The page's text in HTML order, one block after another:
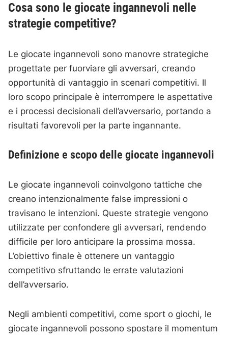
Cosa sono le giocate ingannevoli nelle
strategie competitive?
Le giocate ingannevoli sono manovre strategiche
progettate per fuorviare gli avversari, creando
opportunità di vantaggio in scenari competitivi. Il
loro scopo principale è interrompere le aspettative
e i processi decisionali dell’avversario, portando a
risultati favorevoli per la parte ingannante.
Definizione e scopo delle giocate ingannevoli
Le giocate ingannevoli coinvolgono tattiche che
creano intenzionalmente false impressioni o
travisano le intenzioni. Queste strategie vengono
utilizzate per confondere gli avversari, rendendo
difficile per loro anticipare la prossima mossa.
L’obiettivo finale è ottenere un vantaggio
competitivo sfruttando le errate valutazioni
dell’avversario.
Negli ambienti competitivi, come sport o giochi, le
giocate ingannevoli possono spostare il momentum